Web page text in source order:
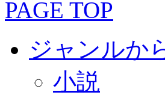
PAGE TOP
ジャンルか
小説